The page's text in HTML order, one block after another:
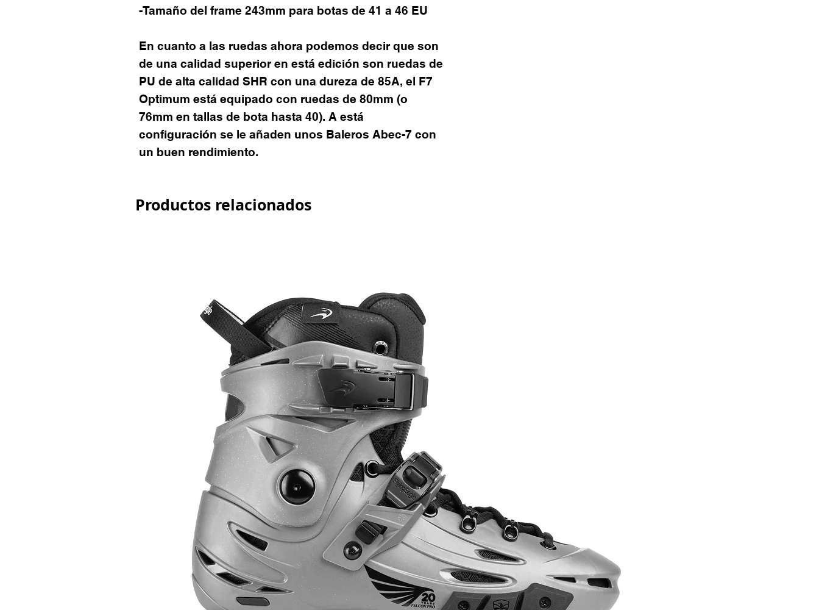
-Tamaño del frame 243mm para botas de 41 a 46 EU
En cuanto a las ruedas ahora podemos decir que son
de una calidad superior en está edición son ruedas de
PU de alta calidad SHR con una dureza de 85A, el F7
Optimum está equipado con ruedas de 80mm (o
76mm en tallas de bota hasta 40). A está
configuración se le añaden unos Baleros Abec-7 con
un buen rendimiento.
Productos relacionados